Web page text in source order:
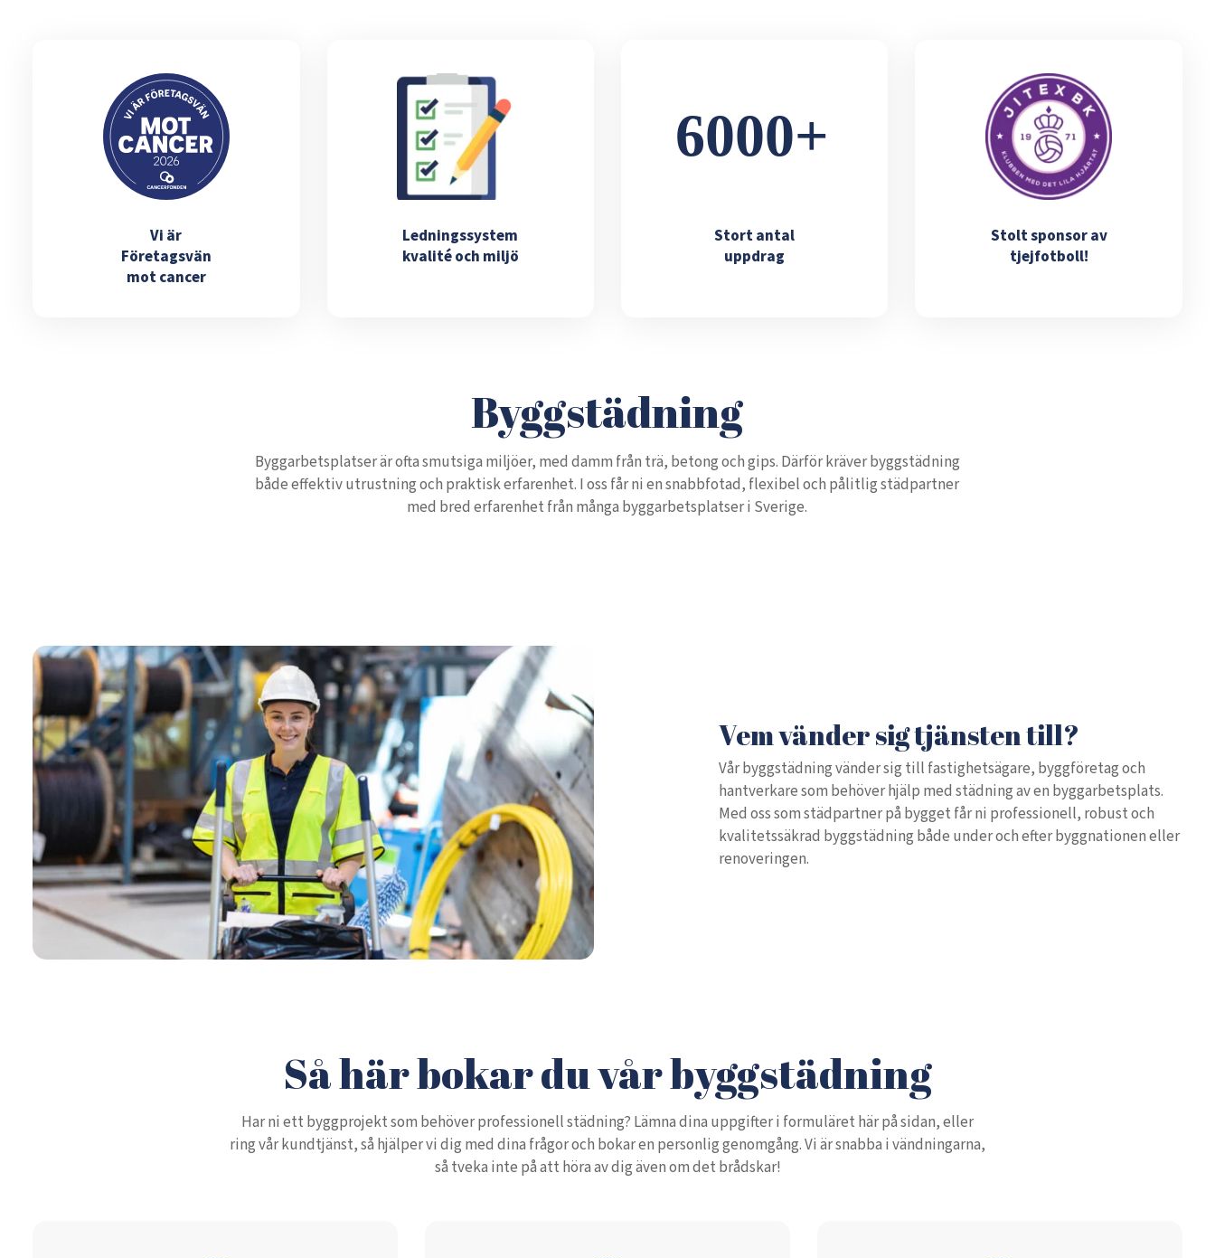
Vi är
Företagsvän
mot cancer
Ledningssystem
kvalité och miljö
Stort antal
uppdrag
Stolt sponsor av
tjejfotboll!
Byggstädning
Byggarbetsplatser är ofta smutsiga miljöer, med damm från trä, betong och gips. Därför kräver byggstädning
både effektiv utrustning och praktisk erfarenhet. I oss får ni en snabbfotad, flexibel och pålitlig städpartner
med bred erfarenhet från många byggarbetsplatser i Sverige.
Vem vänder sig tjänsten till?
Vår byggstädning vänder sig till fastighetsägare, byggföretag och
hantverkare som behöver hjälp med städning av en byggarbetsplats.
Med oss som städpartner på bygget får ni professionell, robust och
kvalitetssäkrad byggstädning både under och efter byggnationen eller
renoveringen.
Så här bokar du vår byggstädning
Har ni ett byggprojekt som behöver professionell städning? Lämna dina uppgifter i formuläret här på sidan, eller
ring vår kundtjänst, så hjälper vi dig med dina frågor och bokar en personlig genomgång. Vi är snabba i vändningarna,
så tveka inte på att höra av dig även om det brådskar!